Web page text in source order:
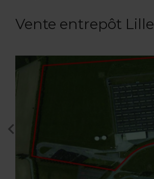
Vente entrepôt Lille